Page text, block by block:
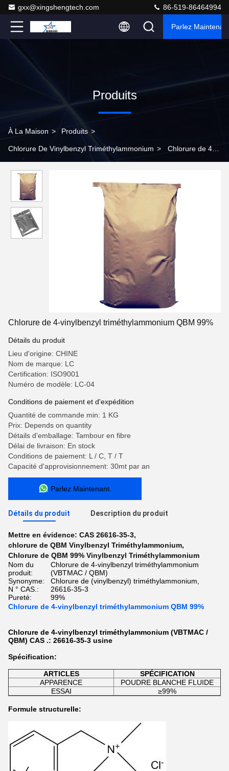
gxx@xingshengtech.com 86-519-86464994
Parlez
Produits
À La Maison > Produits >
Chlorure De Vinylbenzyl Triméthylammonium > Chlorure de 4-
Chlorure de 4-vinylbenzyl triméthylammonium QBM 99%
Détails du produit
Lieu d'origine: CHINE
Nom de marque: LC
Certification: ISO9001
Numéro de modèle: LC-04
Conditions de paiement et d'expédition
Quantité de commande min: 1 KG
Prix: Depends on quantity
Détails d'emballage: Tambour en fibre
Délai de livraison: En stock
Conditions de paiement: L / C, T / T
Capacité d'approvisionnement: 30mt par an
Parlez Maintenant.
Détails du produit Description du produit
Mettre en évidence: CAS 26616-35-3,
chlorure de QBM Vinylbenzyl Triméthylammonium,
Chlorure de QBM 99% Vinylbenzyl Triméthylammonium
Nom du
produit:
Chlorure de 4-vinylbenzyl triméthylammonium
(VBTMAC / QBM)
Synonyme:
Chlorure de (vinylbenzyl) triméthylammonium,
N ° CAS.:
26616-35-3
Pureté:
99%
Chlorure de 4-vinylbenzyl triméthylammonium QBM 99%
Chlorure de 4-vinylbenzyl triméthylammonium (VBTMAC /
QBM) CAS .: 26616-35-3 usine
Spécification:
ARTICLES
SPÉCIFICATION
APPARENCE
POUDRE BLANCHE FLUIDE
ESSAI
≥99%
Formule structurelle: